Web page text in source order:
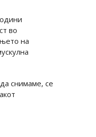
во
на
снимаме, се